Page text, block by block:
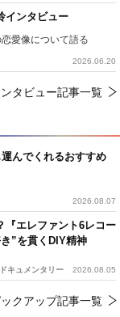
んでくれるおすすめ
2026.08.07
『エレファント6レコー
”を貫くDIY精神
キュメンタリー 2026.08.05
ックアップ記事一覧
インタビュー
愛像について語る
2026.06.20
タビュー記事一覧